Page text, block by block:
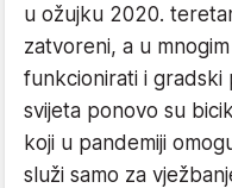
u ožujku 2020.
zatvoreni, a u
funkcionirati i gradski
svijeta ponovo su
koji u pandemiji
služi samo za